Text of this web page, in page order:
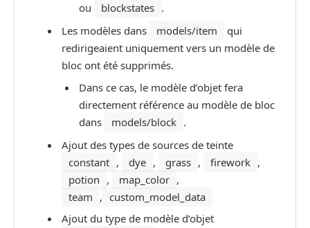
ou
blockstates .
Les modèles dans
models/item
qui
redirigeaient uniquement vers un modèle de
bloc ont été supprimés.
Dans ce cas, le modèle d’objet fera
directement référence au modèle de bloc
dans
models/block .
Ajout des types de sources de teinte
constant , dye , grass , firework ,
potion , map_color ,
team , custom_model_data
Ajout du type de modèle d’objet